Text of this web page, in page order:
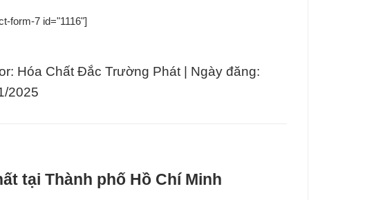
form-7 id="1116"]
Hóa Chất Đắc Trường Phát | Ngày đăng:
2025
tại Thành phố Hồ Chí Minh